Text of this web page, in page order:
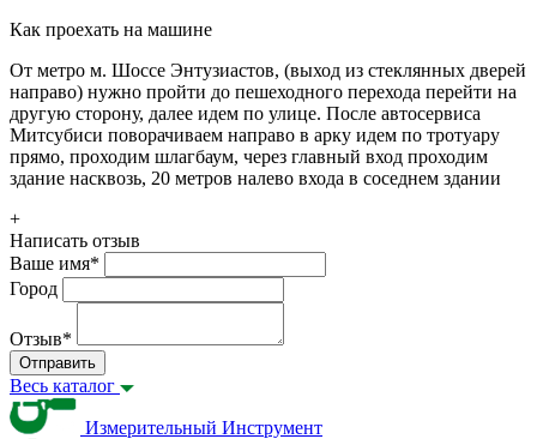
Как проехать на машине
От метро м. Шоссе Энтузиастов, (выход из стеклянных дверей
направо) нужно пройти до пешеходного перехода перейти на
другую сторону, далее идем по улице. После автосервиса
Митсубиси поворачиваем направо в арку идем по тротуару
прямо, проходим шлагбаум, через главный вход проходим
здание насквозь, 20 метров налево входа в соседнем здании
+
Написать отзыв
Ваше имя*
Город
Отзыв*
Отправить
Весь каталог
Измерительный Инструмент